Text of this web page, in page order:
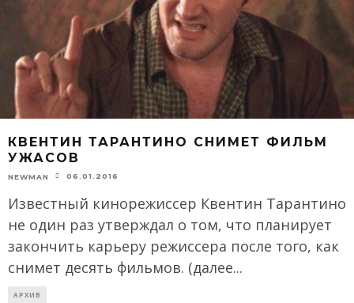
КВЕНТИН ТАРАНТИНО СНИМЕТ ФИЛЬМ
УЖАСОВ
NEWMAN 06.01.2016
Известный кинорежиссер Квентин Тарантино
не один раз утверждал о том, что планирует
закончить карьеру режиссера после того, как
снимет десять фильмов. (далее...
АРХИВ